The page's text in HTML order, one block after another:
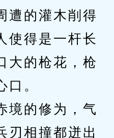
遭的灌木削得
使得是一杆长
大的枪花，枪
口。
的修为，气
刃相撞都迸出